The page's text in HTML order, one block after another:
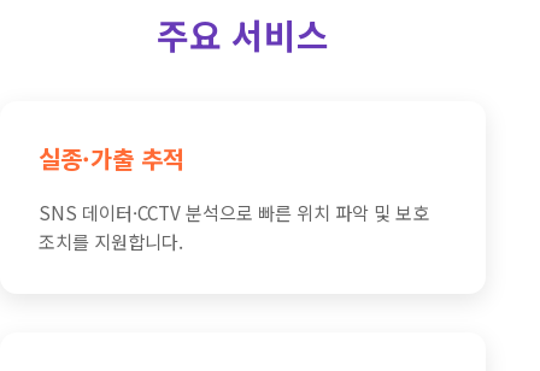
주요 서비스
실종·가출 추적
SNS 데이터·CCTV 분석으로 빠른 위치 파악 및 보호
조치를 지원합니다.